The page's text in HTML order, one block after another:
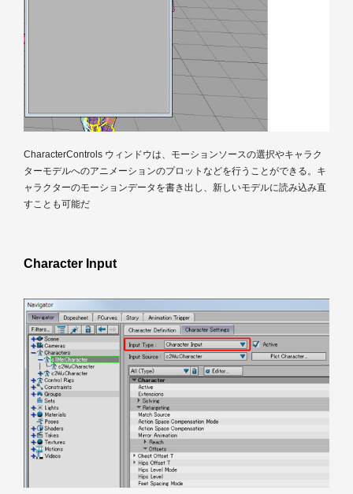
CharacterControls ウィンドウは、モーションソースの選択やキャラク
ターモデルへのアニメーションのプロットなどを行うことができる。キ
ャラクターのモーションデータを書き出し、新しいモデルに読み込み直
すことも可能だ
Character Input